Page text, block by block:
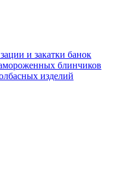
и закатки банок
блинчиков
изделий